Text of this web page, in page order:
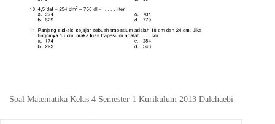
Soal Matematika Kelas 4 Semester 1 Kurikulum 2013 Dalchaebi